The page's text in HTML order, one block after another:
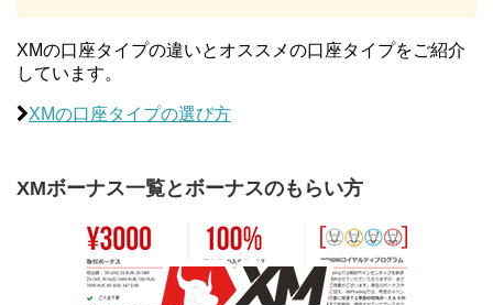
XMの口座タイプの違いとオススメの口座タイプをご紹介
しています。
XMの口座タイプの選び方
XMボーナス一覧とボーナスのもらい方